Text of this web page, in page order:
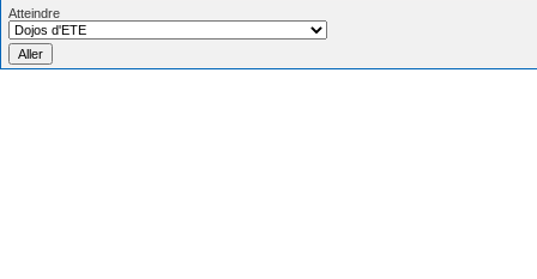
Atteindre